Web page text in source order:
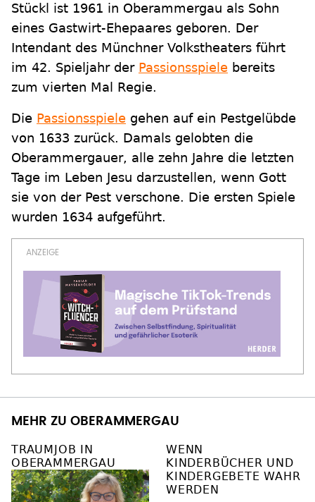
Stückl ist 1961 in Oberammergau als Sohn
eines Gastwirt-Ehepaares geboren. Der
Intendant des Münchner Volkstheaters führt
im 42. Spieljahr der Passionsspiele bereits
zum vierten Mal Regie.
Die Passionsspiele gehen auf ein Pestgelübde
von 1633 zurück. Damals gelobten die
Oberammergauer, alle zehn Jahre die letzten
Tage im Leben Jesu darzustellen, wenn Gott
sie von der Pest verschone. Die ersten Spiele
wurden 1634 aufgeführt.
MEHR ZU OBERAMMERGAU
TRAUMJOB IN
OBERAMMERGAU
WENN
KINDERBÜCHER UND
KINDERGEBETE WAHR
WERDEN